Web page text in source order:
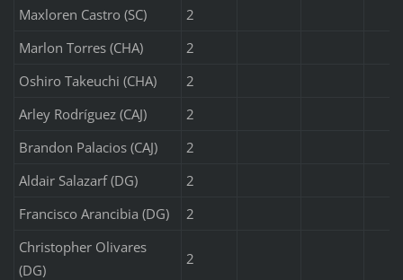
Maxloren Castro (SC)
2
Marlon Torres (CHA)
2
Oshiro Takeuchi (CHA)
2
Arley Rodríguez (CAJ)
2
Brandon Palacios (CAJ)
2
Aldair Salazarf (DG)
2
Francisco Arancibia (DG)
2
Christopher Olivares
(DG)
2